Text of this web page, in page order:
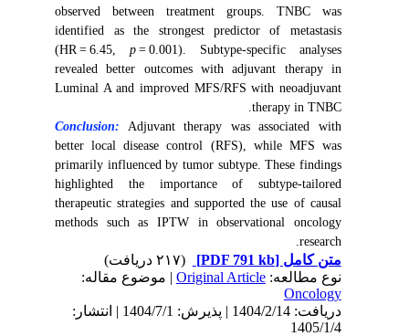
observed between treatment groups. TNBC was
identified as the strongest predictor of metastasis
(HR = 6.45,p = 0.001). Subtype-specific analyses
revealed better outcomes with adjuvant therapy in
Luminal A and improved MFS/RFS with neoadjuvant
therapy in TNBC.
Conclusion:Adjuvant therapy was associated with
better local disease control (RFS), while MFS was
primarily influenced by tumor subtype. These findings
highlighted the importance of subtype-tailored
therapeutic strategies and supported the use of causal
methods such as IPTW in observational oncology
research.
متن کامل[PDF 791 kb]
نوع مطالعه:Original Article| موضوع مقاله:
Oncology
دریافت: 1404/2/14 | پذیرش: 1404/7/1 | انتشار:
1405/1/4